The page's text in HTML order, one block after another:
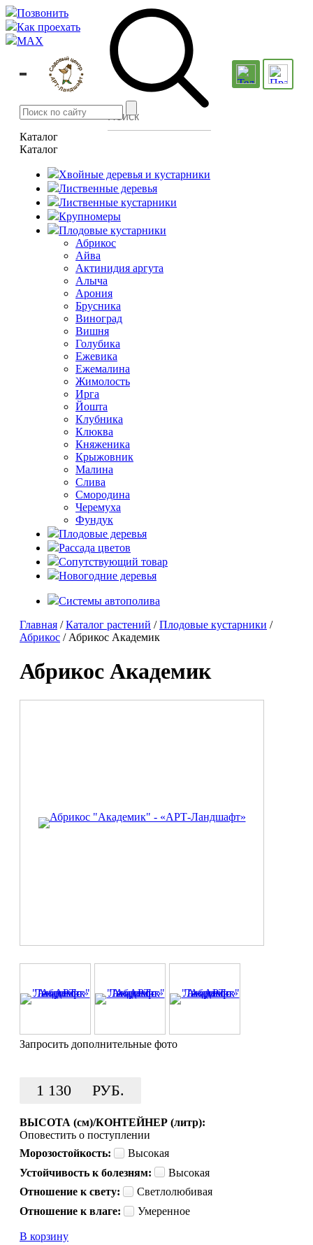
Позвонить
Как проехать
MAX
Каталог
Каталог
Хвойные деревья и кустарники
Лиственные деревья
Лиственные кустарники
Крупномеры
Плодовые кустарники
Абрикос
Айва
Актинидия аргута
Алыча
Арония
Брусника
Виноград
Вишня
Голубика
Ежевика
Ежемалина
Жимолость
Ирга
Йошта
Клубника
Клюква
Княженика
Крыжовник
Малина
Слива
Смородина
Черемуха
Фундук
Плодовые деревья
Рассада цветов
Сопутствующий товар
Новогодние деревья
Системы автополива
Главная /Каталог растений /Плодовые кустарники /
Абрикос / Абрикос Академик
Абрикос Академик
Запросить дополнительные фото
1 130 РУБ.
ВЫСОТА (см)/КОНТЕЙНЕР (литр):
Оповестить о поступлении
Морозостойкость:
Высокая
Устойчивость к болезням:
Высокая
Отношение к свету:
Светлолюбивая
Отношение к влаге:
Умеренное
В корзину